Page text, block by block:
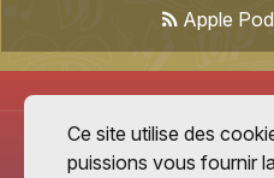
Apple
Ce site utilise des
puissions vous fournir